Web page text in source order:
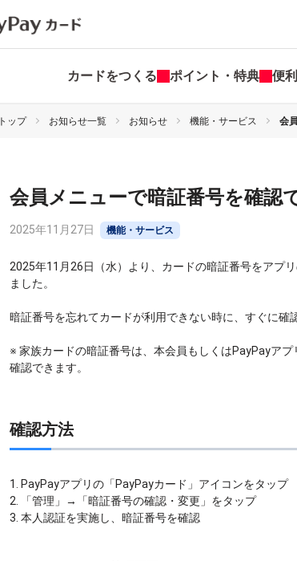
カードをつくる ポイント・特典 便
トップ お知らせ一覧 お知らせ 機能・サービス 会
会員メニューで暗証番号を確認
2025年11月27日 機能・サービス
2025年11月26日（水）より、カードの暗証番号をアプ
ました。
暗証番号を忘れてカードが利用できない時に、すぐに確
※ 家族カードの暗証番号は、本会員もしくはPayPayア
確認できます。
確認方法
1. PayPayアプリの「PayPayカード」アイコンをタップ
2. 「管理」→「暗証番号の確認・変更」をタップ
3. 本人認証を実施し、暗証番号を確認